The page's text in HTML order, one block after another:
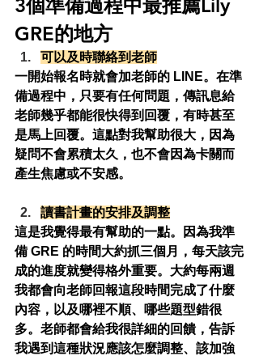
3個準備過程中最推薦Lily
GRE的地方
可以及時聯絡到老師
一開始報名時就會加老師的 LINE。在準
備過程中，只要有任何問題，傳訊息給
老師幾乎都能很快得到回覆，有時甚至
是馬上回覆。這點對我幫助很大，因為
疑問不會累積太久，也不會因為卡關而
產生焦慮或不安感。
讀書計畫的安排及調整
這是我覺得最有幫助的一點。因為我準
備 GRE 的時間大約抓三個月，每天該完
成的進度就變得格外重要。大約每兩週
我都會向老師回報這段時間完成了什麼
內容，以及哪裡不順、哪些題型錯很
多。老師都會給我很詳細的回饋，告訴
我遇到這種狀況應該怎麼調整、該加強